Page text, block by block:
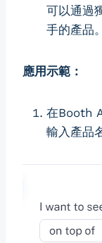
可以通過
手的產品。
應用示範：
在Booth
輸入產品